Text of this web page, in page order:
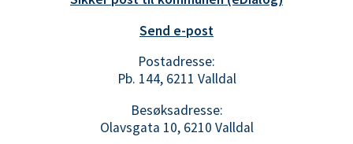
Send e-post
Postadresse:
Pb. 144, 6211 Valldal
Besøksadresse:
Olavsgata 10, 6210 Valldal